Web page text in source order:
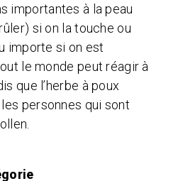
importantes à la peau
si on la touche ou
importe si on est
le monde peut réagir à
que l’herbe à poux
personnes qui sont